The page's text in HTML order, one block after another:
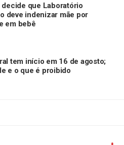
que Laboratório
deve indenizar mãe por
em bebê
tem início em 16 de agosto;
e o que é proibido